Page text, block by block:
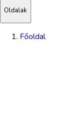
Oldalak
Főoldal